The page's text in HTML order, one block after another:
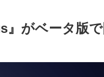
がベータ版で